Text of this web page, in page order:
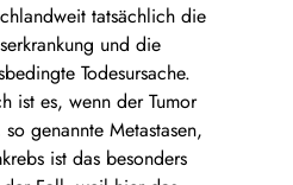
tatsächlich die
und die
Todesursache.
ist es, wenn der Tumor
genannte Metastasen,
ist das besonders